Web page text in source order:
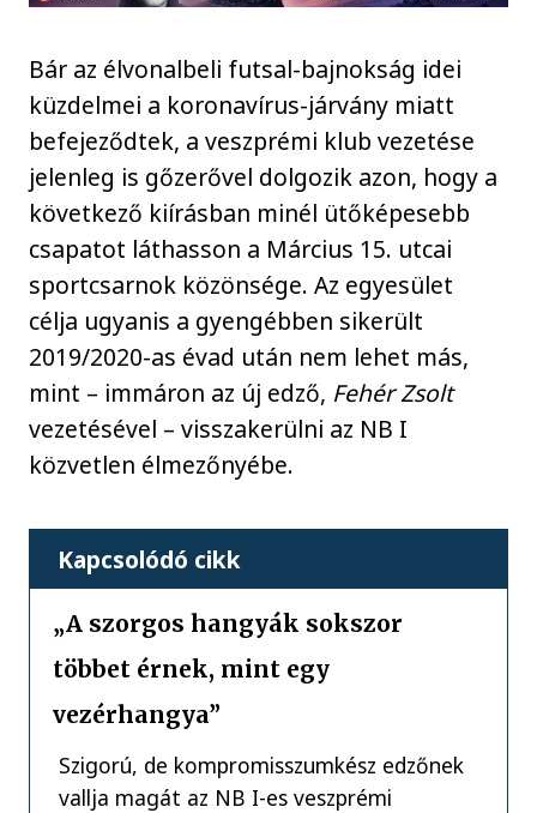
Bár az élvonalbeli futsal-bajnokság idei
küzdelmei a koronavírus-járvány miatt
befejeződtek, a veszprémi klub vezetése
jelenleg is gőzerővel dolgozik azon, hogy a
következő kiírásban minél ütőképesebb
csapatot láthasson a Március 15. utcai
sportcsarnok közönsége. Az egyesület
célja ugyanis a gyengébben sikerült
2019/2020-as évad után nem lehet más,
mint – immáron az új edző, Fehér Zsolt
vezetésével – visszakerülni az NB I
közvetlen élmezőnyébe.
Kapcsolódó cikk
„A szorgos hangyák sokszor
többet érnek, mint egy
vezérhangya”
Szigorú, de kompromisszumkész edzőnek
vallja magát az NB I-es veszprémi